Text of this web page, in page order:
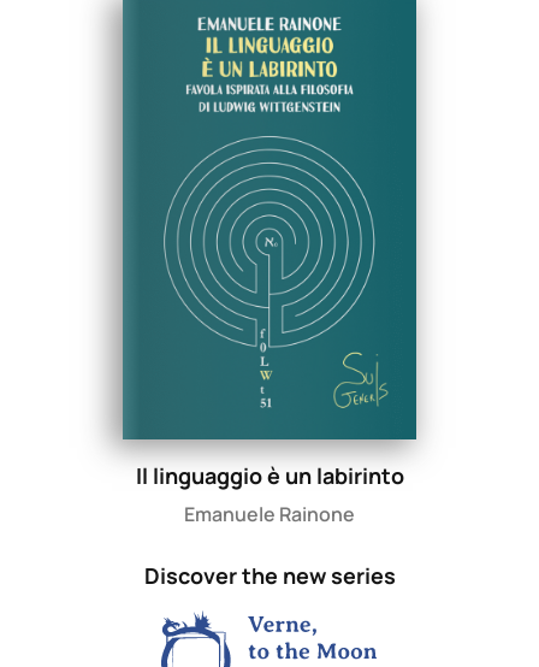
Il linguaggio è un labirinto
Emanuele Rainone
Discover the new series